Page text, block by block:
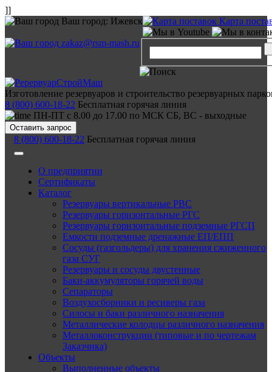
]]
Ваш город: Ижевск Карта
zakaz@rsm-mash.ru
Изготовление резервуаров и строительство резервуарных
8 (800) 600-18-22 Бесплатная горячая линия
ПН-ПТ с 8.00 до 17.00 по МСК СБ, ВС - выходные
Оставить запрос
8 (800) 600-18-22 Бесплатная горячая линия
О предприятии
Сертификаты
Каталог
Резервуары вертикальные РВС
Резервуары горизонтальные РГС
Резервуары горизонтальные подземные РГСП
Емкости подземные дренажные ЕП/ЕПП
Сосуды (газгольдеры) для хранения сжиженного
газа СУГ
Резервуары и сосуды двустенные
Баки-аккумуляторы горячей воды
Сепараторы
Воздухосборники и ресиверы газа
Силосы и баки различного назначения
Металлические колодцы различного назначения
Металлоконструкции (типовые и по чертежам
Заказчика)
Объекты
Выполненные объекты